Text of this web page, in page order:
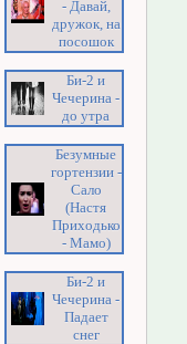
- Давай,
дружок, на
посошок
Би-2 и
Чечерина -
до утра
Безумные
гортензии -
Сало
(Настя
Приходько
- Мамо)
Би-2 и
Чечерина -
Падает
снег